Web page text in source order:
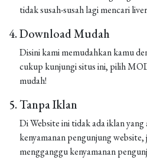
tidak susah-susah lagi mencari
Download Mudah
Disini kami memudahkan kamu
cukup kunjungi situs ini, pilih
mudah!
Tanpa Iklan
Di Website ini tidak ada iklan
kenyamanan pengunjung
mengganggu kenyamanan